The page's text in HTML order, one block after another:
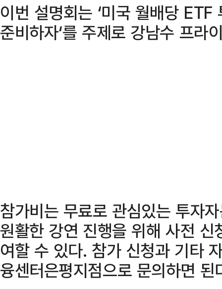
이번 설명회는 ‘미국 월배당
준비하자‘를 주제로 강남수 프라
참가비는 무료로 관심있는 투자
원활한 강연 진행을 위해 사전
여할 수 있다. 참가 신청과 기타
융센터은평지점으로 문의하면 된